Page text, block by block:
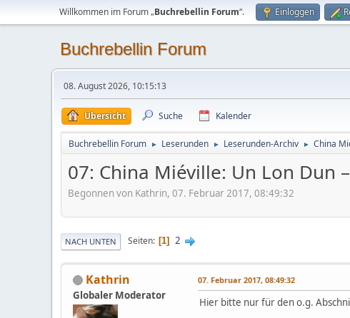
Willkommen im Forum „Buchrebellin Forum“. Einloggen
Buchrebellin Forum
08. August 2026, 10:15:13
Übersicht Suche Kalender
Buchrebellin Forum ► Leserunden ► Leserunden-Archiv ► China
07: China Miéville: Un Lon Dun
Begonnen von Kathrin, 07. Februar 2017, 08:49:32
NACH UNTEN Seiten 1 2
Kathrin
Globaler Moderator
07. Februar 2017, 08:49:32
Hier bitte nur für den o.g.